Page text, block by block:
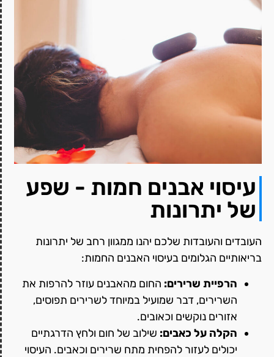
עיסוי אבנים חמות - שפע
של יתרונות
העובדים והעובדות שלכם יהנו ממגוון רחב של יתרונות
בריאותיים הגלומים בעיסוי האבנים החמות:
הרפיית שרירים: החום מהאבנים עוזר להרפות את
השרירים, דבר שמועיל במיוחד לשרירים תפוסים,
אזורים נוקשים וכאובים.
הקלה על כאבים: שילוב של חום ולחץ הדרגתיים
יכולים לעזור להפחית מתח שרירים וכאבים. העיסוי